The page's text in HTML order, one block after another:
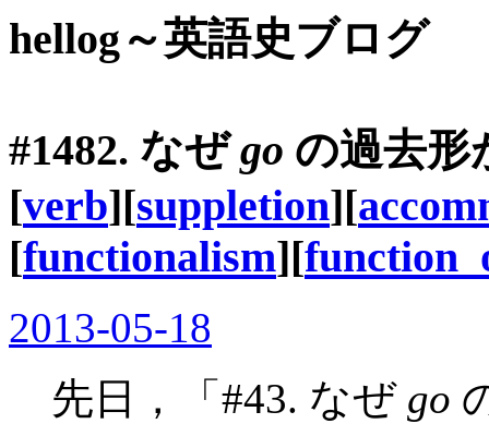
hellog～英語史ブログ
#1482. なぜgo の過去
[verb][suppletion][
[functionalism][
2013-05-18
先日，「#43. なぜ go